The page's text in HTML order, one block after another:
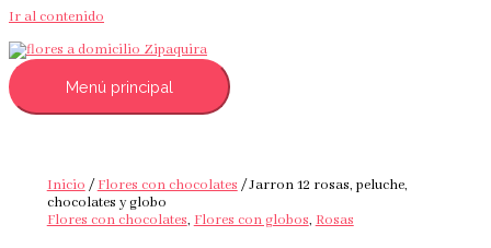
Ir al contenido
Menú principal
Inicio/Flores con chocolates/ Jarron 12 rosas, peluche,
chocolates y globo
Flores con chocolates,Flores con globos,Rosas